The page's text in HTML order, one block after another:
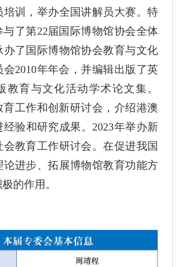
培训，举办全国讲解员大赛。特
与了第22届国际博物馆协会全体
办了国际博物馆协会教育与文化
2010年年会，并编辑出版了英
教育与文化活动学术论文集。
育工作和创新研讨会，介绍港澳
经验和研究成果。2023年举办新
会教育工作研讨会。在促进我国
论进步、拓展博物馆教育功能方
的作用。